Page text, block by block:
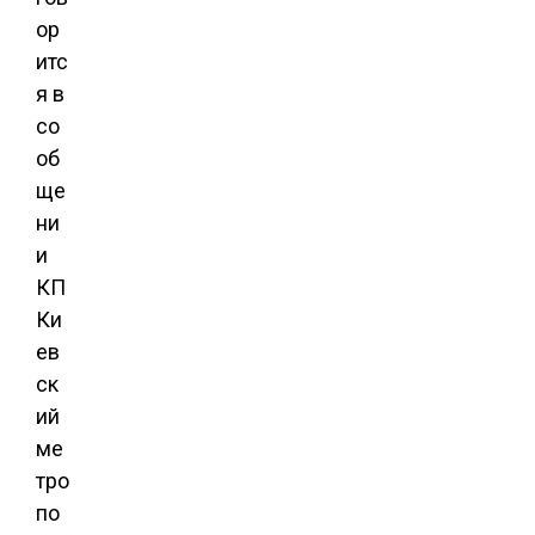
ор
итс
я в
со
об
ще
ни
и
КП
Ки
ев
ск
ий
ме
тро
по